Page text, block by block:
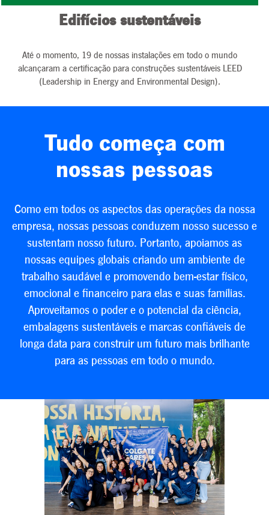
Edifícios sustentáveis
Até o momento, 19 de nossas instalações em todo o mundo
alcançaram a certificação para construções sustentáveis LEED
(Leadership in Energy and Environmental Design).
Tudo começa com
nossas pessoas
Como em todos os aspectos das operações da nossa
empresa, nossas pessoas conduzem nosso sucesso e
sustentam nosso futuro. Portanto, apoiamos as
nossas equipes globais criando um ambiente de
trabalho saudável e promovendo bem-estar físico,
emocional e financeiro para elas e suas famílias.
Aproveitamos o poder e o potencial da ciência,
embalagens sustentáveis e marcas confiáveis de
longa data para construir um futuro mais brilhante
para as pessoas em todo o mundo.